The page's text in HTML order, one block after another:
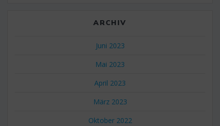
ARCHIV
Juni 2023
Mai 2023
April 2023
März 2023
Oktober 2022